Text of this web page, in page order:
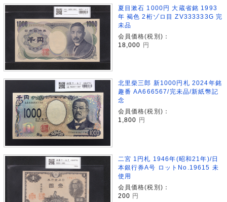
夏目漱石 1000円 大蔵省銘 1993
年 褐色 2桁ゾロ目 ZV333333G 完
未品
会員価格(税別)：
18,000 円
北里柴三郎 新1000円札 2024年銘
趣番 AA666567/完未品/新紙幣記
念
会員価格(税別)：
1,800
円
二宮 1円札 1946年(昭和21年)/日
本銀行券A号 ロットNo.19615 未
使用
会員価格(税別)：
200 円